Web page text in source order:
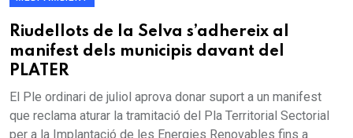
Riudellots de la Selva s’adhereix al
manifest dels municipis davant del
PLATER
El Ple ordinari de juliol aprova donar suport a un manifest
que reclama aturar la tramitació del Pla Territorial Sectorial
per a la Implantació de les Energies Renovables fins a